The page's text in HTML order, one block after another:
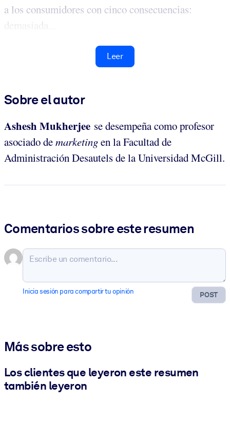
a los consumidores con cinco consecuencias:
demasiada...
Leer
Sobre el autor
Ashesh Mukherjee se desempeña como profesor
asociado demarketingen la Facultad de
Administración Desautels de la Universidad McGill.
Comentarios sobre este resumen
POST
Inicia sesión para compartir tu opinión
Más sobre esto
Los clientes que leyeron este resumen
también leyeron